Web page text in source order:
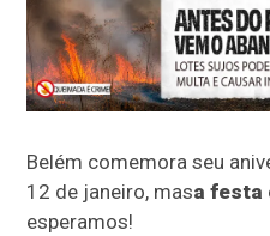
Belém comemora seu
12 de janeiro, masa festa
esperamos!